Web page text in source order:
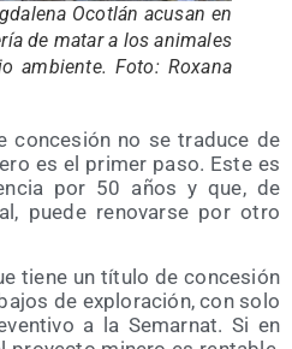
Ocotlán acu­san en
de matar a los ani­ma­les
ambien­te. Foto: Roxa­na
con­ce­sión no se tra­du­ce de
es el pri­mer paso. Este es
por 50 años y que, de
pue­de reno­var­se por otro
tie­ne un títu­lo de con­ce­sión
de explo­ra­ción, con solo
a la Semar­nat. Si en